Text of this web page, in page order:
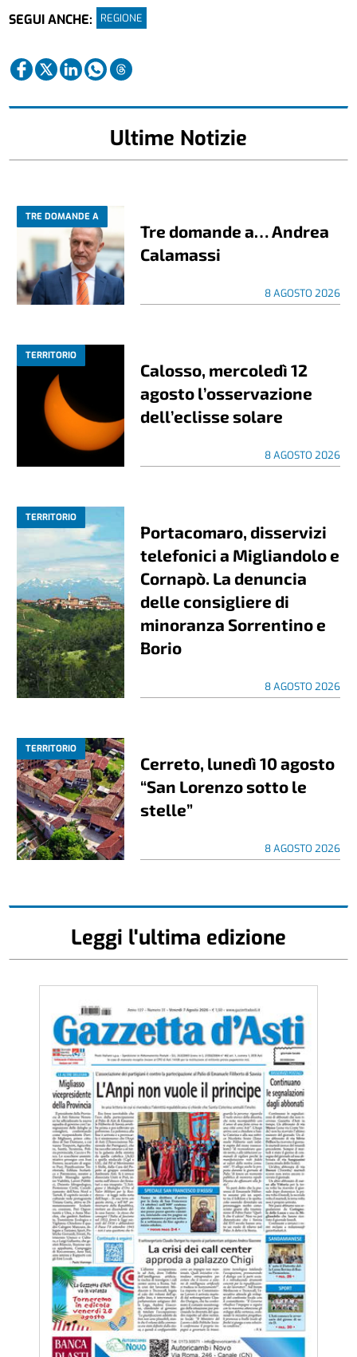
SEGUI ANCHE:
REGIONE
Ultime Notizie
TRE DOMANDE A
Tre domande a… Andrea
Calamassi
8 AGOSTO 2026
TERRITORIO
Calosso, mercoledì 12
agosto l’osservazione
dell’eclisse solare
8 AGOSTO 2026
TERRITORIO
Portacomaro, disservizi
telefonici a Migliandolo e
Cornapò. La denuncia
delle consigliere di
minoranza Sorrentino e
Borio
8 AGOSTO 2026
TERRITORIO
Cerreto, lunedì 10 agosto
“San Lorenzo sotto le
stelle”
8 AGOSTO 2026
Leggi l'ultima edizione